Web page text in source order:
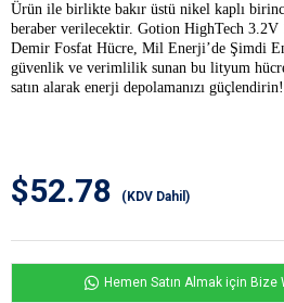
Ürün ile birlikte bakır üstü nikel kaplı
beraber verilecektir. Gotion HighTech
Demir Fosfat Hücre, Mil Enerji’de Şimdi
güvenlik ve verimlilik sunan bu lityum
satın alarak enerji depolamanızı güçlendirin!
$52.78 (KDV Dahil)
Hemen Satın Almak için Bize